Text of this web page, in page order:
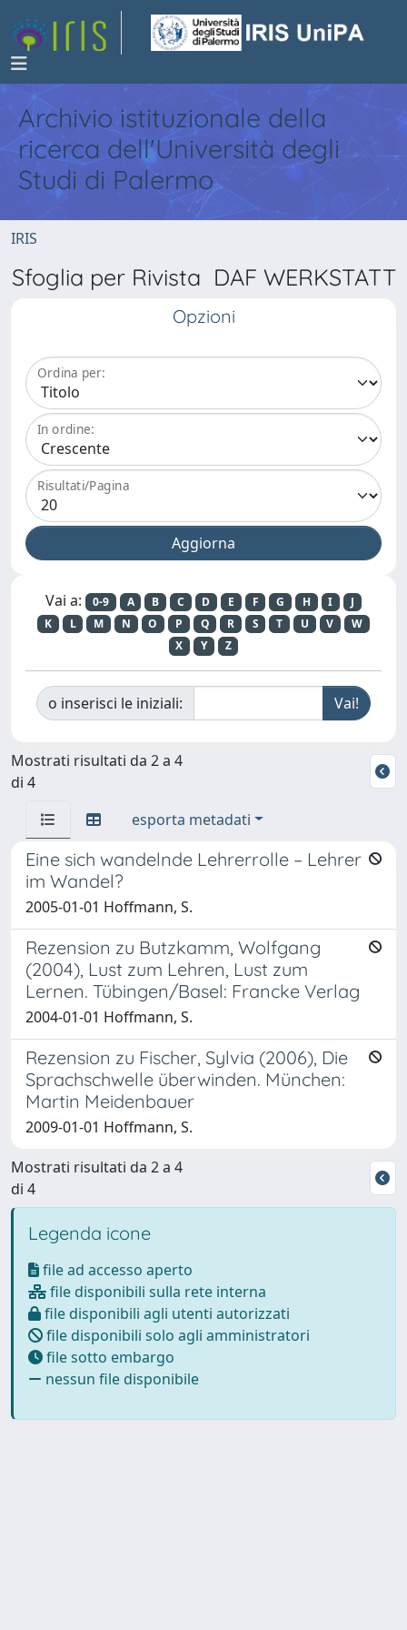
Archivio istituzionale della
ricerca dell'Università degli
Studi di Palermo
IRIS
Sfoglia per Rivista DAF WERKSTATT
Opzioni
Ordina per:
In ordine:
Risultati/Pagina
Vai a: 0-9 A B C D E F G H I
J
K
L M N O P Q R S T U V
W
X
Y Z
o inserisci le iniziali:
Mostrati risultati da 2 a 4
di 4
esporta metadati
Eine sich wandelnde Lehrerrolle – Lehrer
im Wandel?
2005-01-01 Hoffmann, S.
Rezension zu Butzkamm, Wolfgang
(2004), Lust zum Lehren, Lust zum
Lernen. Tübingen/Basel: Francke Verlag
2004-01-01 Hoffmann, S.
Rezension zu Fischer, Sylvia (2006), Die
Sprachschwelle überwinden. München:
Martin Meidenbauer
2009-01-01 Hoffmann, S.
Mostrati risultati da 2 a 4
di 4
Legenda icone
file ad accesso aperto
file disponibili sulla rete interna
file disponibili agli utenti autorizzati
file disponibili solo agli amministratori
file sotto embargo
nessun file disponibile